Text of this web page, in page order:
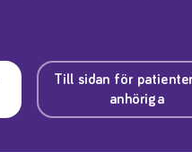
Till sidan för
anhöriga